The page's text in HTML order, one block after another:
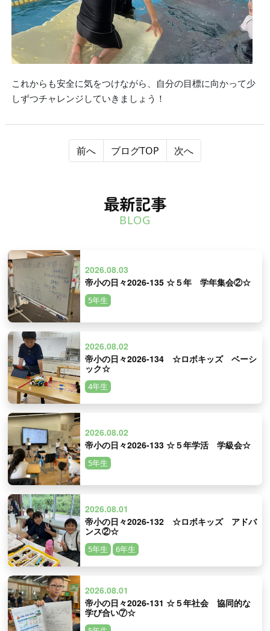
これからも安全に気をつけながら、自分の目標に向かって少
しずつチャレンジしていきましょう！
前へ ブログTOP 次へ
最新記事
BLOG
2026.08.03
帝小の日々2026-135 ☆５年 学年集会②☆
5年生
2026.08.02
帝小の日々2026-134 ☆ロボキッズ ベーシ
ック☆
4年生
2026.08.02
帝小の日々2026-133 ☆５年学活 学級会☆
5年生
2026.08.01
帝小の日々2026-132 ☆ロボキッズ アドバ
ンス②☆
5年生 6年生
2026.08.01
帝小の日々2026-131 ☆５年社会 協同的な
学び合い⑦☆